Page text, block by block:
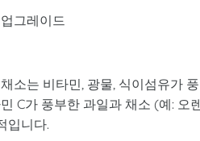
그레이드
소는 비타민, 광물, 식이섬유가
C가 풍부한 과일과 채소 (예: 오
입니다.